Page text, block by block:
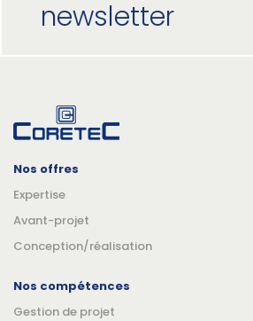
newsletter
Nos offres
Expertise
Avant-projet
Conception/réalisation
Nos compétences
Gestion de projet